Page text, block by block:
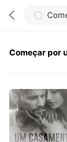
Loja
Histórico
Começar por